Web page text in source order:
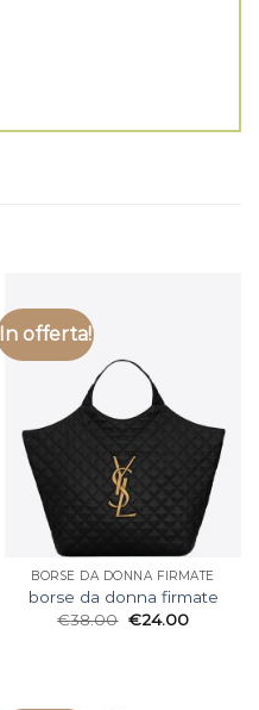
In offerta!
BORSE DA DONNA FIRMATE
borse da donna firmate
€38.00 €24.00